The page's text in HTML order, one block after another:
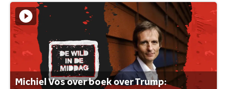
Michiel Vos over boek over Trump: